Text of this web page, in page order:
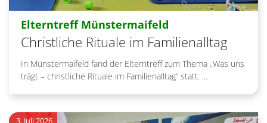
Elterntreff Münstermaifeld
Christliche Rituale im Familienalltag
In Münstermaifeld fand der Elterntreff zum Thema „Was uns
trägt – christliche Rituale im Familienalltag“ statt. ...
3. Juli 2026